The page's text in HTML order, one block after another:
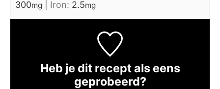
300mg Iron: 2.5mg
Heb je dit recept als eens
geprobeerd?